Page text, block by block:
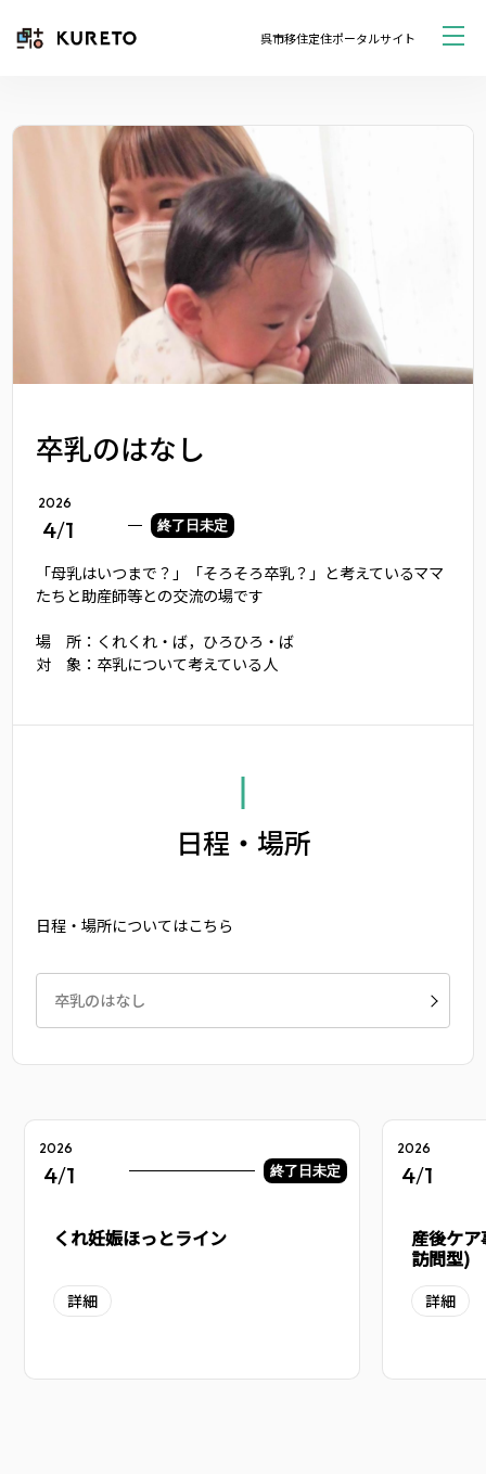
呉市移住定住ポータルサイト
卒乳のはなし
2026
4/1 終了日未定
「母乳はいつまで？」「そろそろ卒乳？」と考えているママ
たちと助産師等との交流の場です
場 所：くれくれ・ば，ひろひろ・ば
対 象：卒乳について考えている人
日程・場所
日程・場所についてはこちら
卒乳のはなし
2026
4/1 終了日未定
くれ妊娠ほっとライン
詳細
2026
4/1
産後ケ
訪問型)
詳細